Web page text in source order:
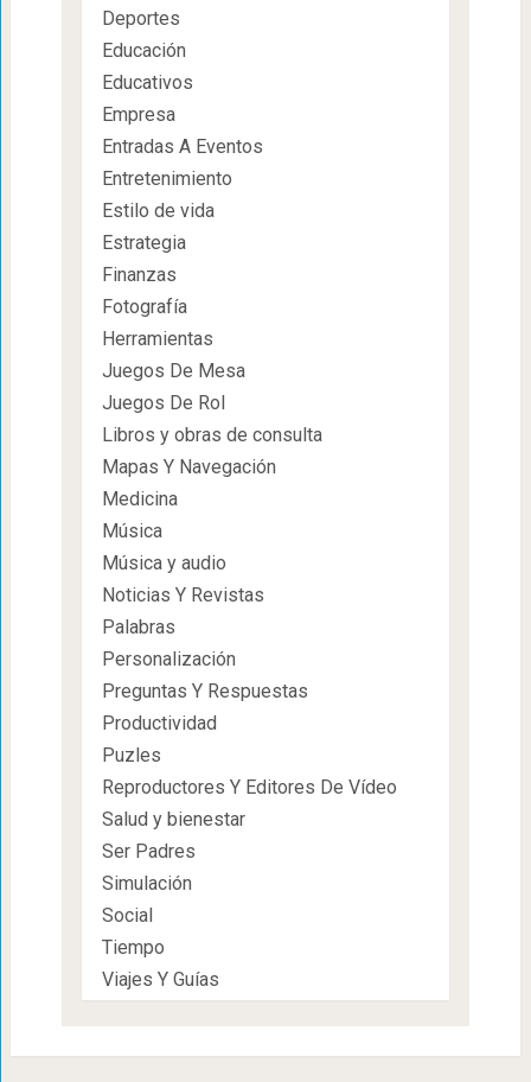
Deportes
Educación
Educativos
Empresa
Entradas A Eventos
Entretenimiento
Estilo de vida
Estrategia
Finanzas
Fotografía
Herramientas
Juegos De Mesa
Juegos De Rol
Libros y obras de consulta
Mapas Y Navegación
Medicina
Música
Música y audio
Noticias Y Revistas
Palabras
Personalización
Preguntas Y Respuestas
Productividad
Puzles
Reproductores Y Editores De Vídeo
Salud y bienestar
Ser Padres
Simulación
Social
Tiempo
Viajes Y Guías